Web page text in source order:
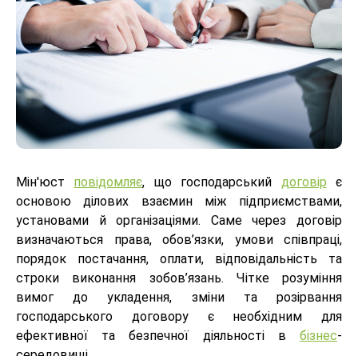
Мін'юст повідомляє, що господарський договір є
основою ділових взаємин між підприємствами,
установами й організаціями. Саме через договір
визначаються права, обов’язки, умови співпраці,
порядок постачання, оплати, відповідальність та
строки виконання зобов’язань. Чітке розуміння
вимог до укладення, зміни та розірвання
господарського договору є необхідним для
ефективної та безпечної діяльності в бізнес-